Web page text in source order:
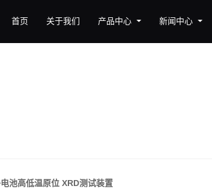
首页 关于我们 产品中心 新闻中心
池高低温原位 XRD测试装置